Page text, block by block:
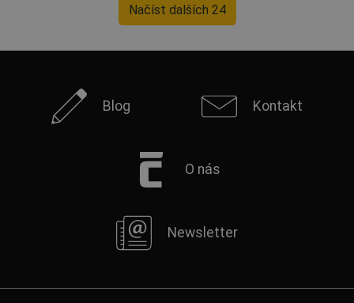
Načíst dalších 24
Blog Kontakt
O nás
Newsletter